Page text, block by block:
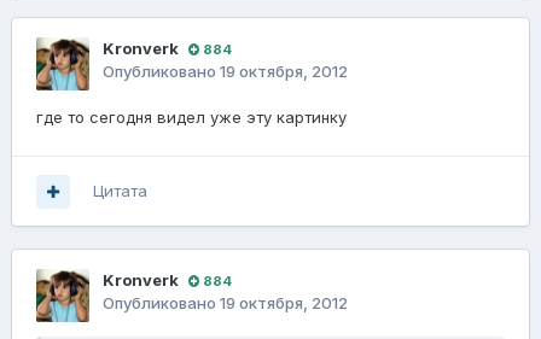
Kronverk 884
Опубликовано 19 октября, 2012
где то сегодня видел уже эту картинку
Цитата
Kronverk 884
Опубликовано 19 октября, 2012